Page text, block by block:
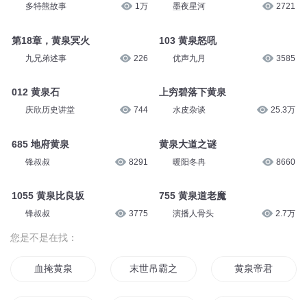
多特熊故事 1万
第18章，黄泉冥火
九兄弟述事 226
012 黄泉石
庆欣历史讲堂 744
685 地府黄泉
锋叔叔 8291
1055 黄泉比良坂
锋叔叔 3775
墨夜星河 2721
103 黄泉怒吼
优声九月 3585
上穷碧落下黄泉
水皮杂谈 25.3万
黄泉大道之谜
暖阳冬冉 8660
755 黄泉道老魔
演播人骨头 2.7万
您是不是在找：
血掩黄泉 末世吊霸之黄泉斗神 黄泉帝君